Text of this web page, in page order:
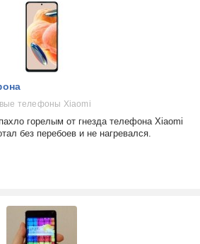
телефоны Xiaomi
горелым от гнезда телефона Xiaomi
без перебоев и не нагревался.